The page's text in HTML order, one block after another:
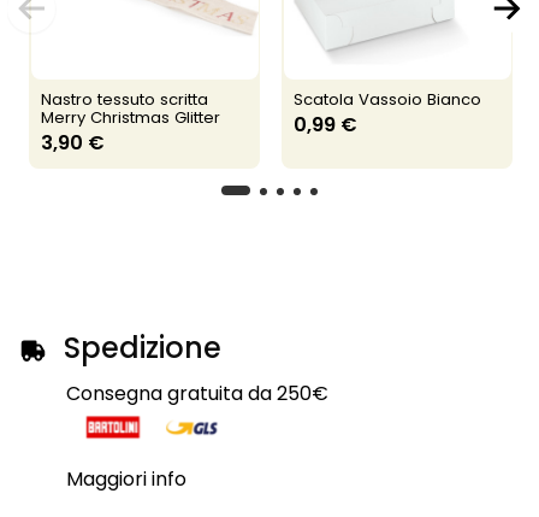
Nastro tessuto scritta
Merry Christmas Glitter
3,90 €
Scatola Vassoio Bianco
0,99 €
Spedizione
Consegna gratuita da 250€
Maggiori info